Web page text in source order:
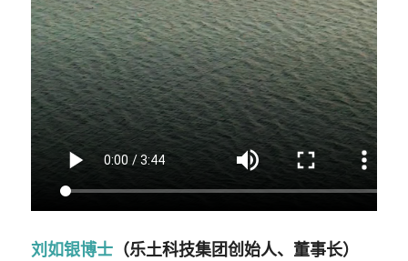
刘如银博士（乐土科技集团创始人、董事长）